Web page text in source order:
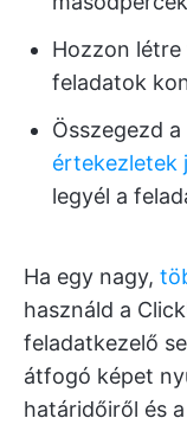
Hozzon
feladatok
Összegezd
értekezletek
legyél a
Ha egy nagy,
használd a
feladatkezelő
átfogó képet
határidőiről és